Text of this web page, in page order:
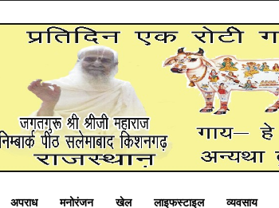
अपराध मनोरंजन खेल लाइफस्टाइल व्यवसाय